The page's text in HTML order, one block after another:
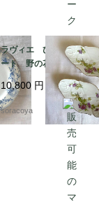
ラヴィエ ひし形プレ
ート 野の花 オード
ブル プチガトー お
やつおつまみ 2枚セッ
ト 19twm70
10,800 円
soracoya